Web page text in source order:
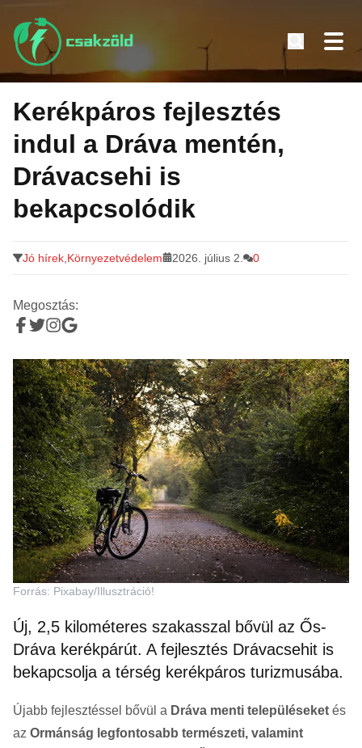
Tovább
tartalomra
Kerékpáros fejlesztés
indul a Dráva mentén,
Drávacsehi is
bekapcsolódik
Jó hírek Környezetvédelem 2026. július 2. 0
Megosztás:
Forrás: Pixabay/Illusztráció!
Új, 2,5 kilométeres szakasszal bővül az Ős-
Dráva kerékpárút. A fejlesztés Drávacsehit is
bekapcsolja a térség kerékpáros turizmusába.
Újabb fejlesztéssel bővül a Dráva menti településeket és
az Ormánság legfontosabb természeti, valamint